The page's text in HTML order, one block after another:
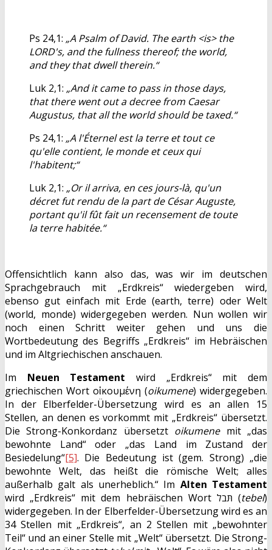
Ps 24,1: „A Psalm of David. The earth <is> the
LORD's, and the fullness thereof; the world,
and they that dwell therein.“
Luk 2,1: „And it came to pass in those days,
that there went out a decree from Caesar
Augustus, that all the world should be taxed.“
Ps 24,1: „A l'Éternel est la terre et tout ce
qu'elle contient, le monde et ceux qui
l'habitent;“
Luk 2,1: „Or il arriva, en ces jours-là, qu'un
décret fut rendu de la part de César Auguste,
portant qu'il fût fait un recensement de toute
la terre habitée.“
Offensichtlich kann also das, was wir im deutschen
Sprachgebrauch mit „Erdkreis“ wiedergeben wird,
ebenso gut einfach mit Erde (earth, terre) oder Welt
(world, monde) widergegeben werden. Nun wollen wir
noch einen Schritt weiter gehen und uns die
Wortbedeutung des Begriffs „Erdkreis“ im Hebräischen
und im Altgriechischen anschauen.
Im Neuen Testament wird „Erdkreis“ mit dem
griechischen Wort οἰκουμένη (oikumene) widergegeben.
In der Elberfelder-Übersetzung wird es an allen 15
Stellen, an denen es vorkommt mit „Erdkreis“ übersetzt.
Die Strong-Konkordanz übersetzt oikumenemit „das
bewohnte Land“ oder „das Land im Zustand der
Besiedelung“[5]. Die Bedeutung ist (gem. Strong) „die
bewohnte Welt, das heißt die römische Welt; alles
außerhalb galt als unerheblich.“ Im Alten Testament
wird „Erdkreis“ mit dem hebräischen Wort תּבל (tebel)
widergegeben. In der Elberfelder-Übersetzung wird es an
34 Stellen mit „Erdkreis“, an 2 Stellen mit „bewohnter
Teil“ und an einer Stelle mit „Welt“ übersetzt. Die Strong-